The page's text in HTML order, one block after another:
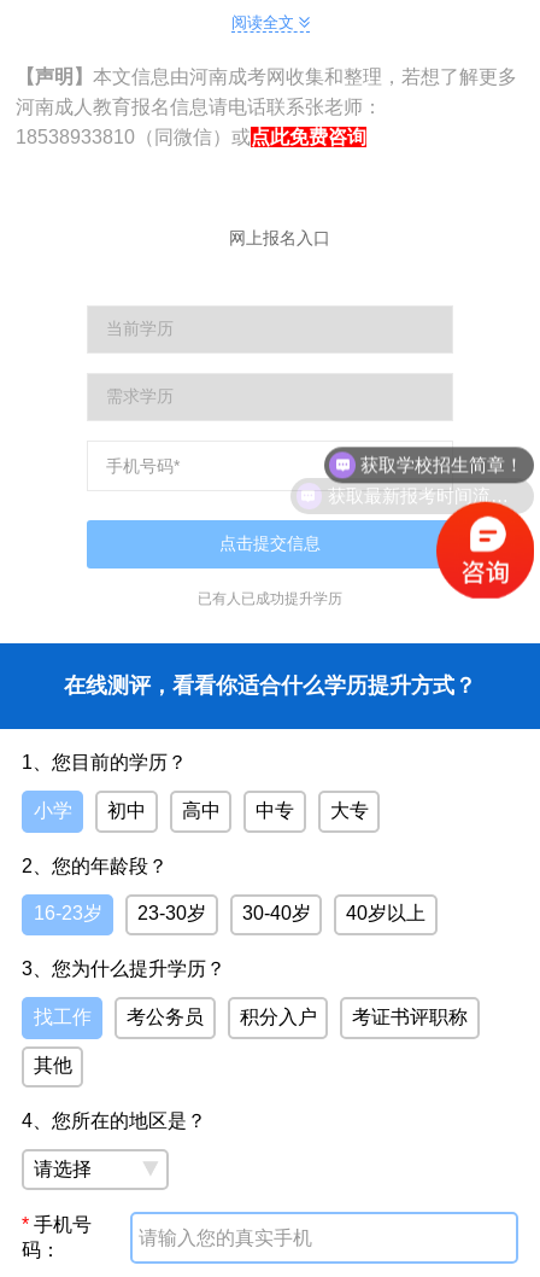
(1)招生对象：具有国民教育系列高等专科文凭及以上学
(2)报名办法：每年9月分左右报名，时间较晚，考生本
人登录省招办网站报名，或者通过函授站报名。
学或学习中心报名。
(1)招生对象：具有国民教育系列高等专科文凭及以上学
(2)报名办法：持本人专科毕业证原件及复印件、身份证
原件及复印件，到附近学习中心报名。
4、河南省自考专升本
(1)招生对象：具有国民教育系列高等专科文凭及以上学
1、成人大学、远程
季，春季3月-8月，秋季9月-2月。春季招生结束秋季随即开
始，秋季结束春季随即开始，常年如此，循环往复。
2、成人高考
河南成人高考每年只有一次考试入学机会。考生每年8-
9月份进行网上报名，并到现场采集考试信息，然后于10月
份参加全国统一入学考试，顺利录取的同学于下一年3月份
正式入学。
3、自学考试
河南省自学考试每年有2次报考机会。
新生报名成人高考函授站报名流程
1、即日起咨询我函授站老师，了解今年招生政策和院
2、2月至8月了解清楚后选择适合自己的学校和专业。
3、给函授站递交报名所需的材料，填写报名表完成报
阅读全文
【声明】 本文信息由河南成考网收集和整理，若想了解更多
河南成人教育报名信息请电话联系张老师：
18538933810（同微信）或点此免费咨询
网上报名入口
已有人已成功提升学历
在线测评，看看你适合什么学历提升方式？
1、您目前的学历？
小学 初中 高中 中专 大专
2、您的年龄段？
16-23岁 23-30岁 30-40岁 40岁以上
3、您为什么提升学历？
找工作 考公务员 积分入户 考证书评职称
其他
4、您所在的地区是？
*手机号
码：
获取学校招生简章！
获取最新报考时间流程！